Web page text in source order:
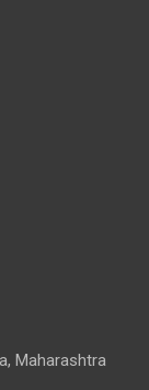
Maharashtra